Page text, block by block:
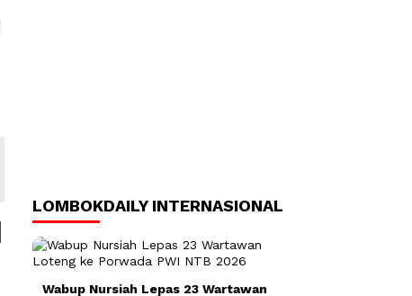
LOMBOKDAILY INTERNASIONAL
Wabup Nursiah Lepas 23 Wartawan